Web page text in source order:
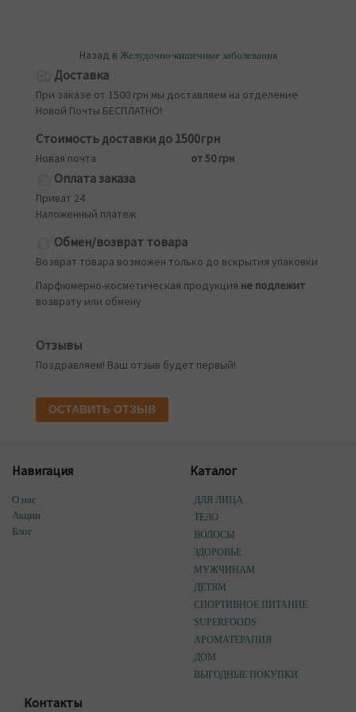
Назад в Желудочно-кишечные заболевания
Доставка
При заказе от 1500 грн мы доставляем на отделение
Новой Почты БЕСПЛАТНО!
Стоимость доставки до 1500грн
Новая почта от 50 грн
Оплата заказа
Приват 24
Наложенный платеж
Обмен/возврат товара
Возврат товара возможен только до вскрытия упаковки
Парфюмерно-косметическая продукция не подлежит
возврату или обмену
Отзывы
Поздравляем! Ваш отзыв будет первый!
ОСТАВИТЬ ОТЗЫВ
Навигация
О нас
Акции
Блог
Каталог
ДЛЯ ЛИЦА
ТЕЛО
ВОЛОСЫ
ЗДОРОВЬЕ
МУЖЧИНАМ
ДЕТЯМ
СПОРТИВНОЕ ПИТАНИЕ
SUPERFOODS
АРОМАТЕРАПИЯ
ДОМ
ВЫГОДНЫЕ ПОКУПКИ
Контакты